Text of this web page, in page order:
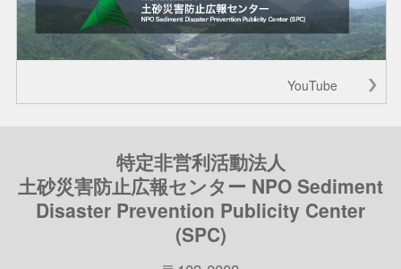
YouTube
特定非営利活動法人
土砂災害防止広報センター NPO Sediment
Disaster Prevention Publicity Center
(SPC)